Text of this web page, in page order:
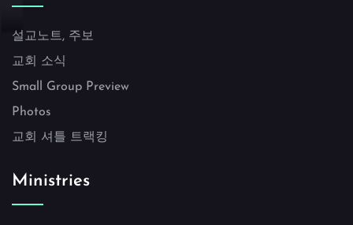
설교노트, 주보
교회 소식
Small Group Preview
Photos
교회 셔틀 트랙킹
Ministries